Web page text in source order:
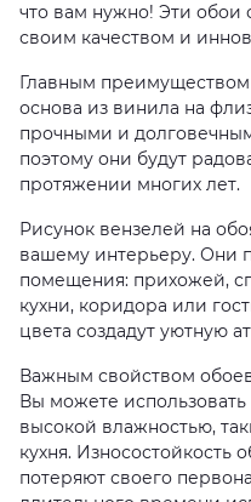
что вам нужно! Эти обои
своим качеством и
Главным преимуществом
основа из винила на
прочными и
поэтому они будут
протяжении многих лет.
Рисунок вензелей на
вашему интерьеру. Они
помещения: прихожей,
кухни, коридора или
цвета создадут уютную
Важным свойством обоев
Вы можете
высокой влажностью,
кухня. Износостойкость
потеряют своего